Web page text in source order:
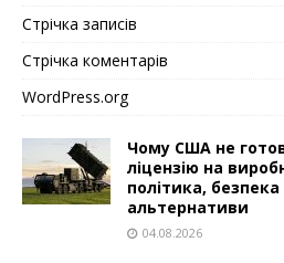
Стрічка записів
Стрічка коментарів
WordPress.org
Чому США не
ліцензію на
політика,
альтернативи
04.08.2026